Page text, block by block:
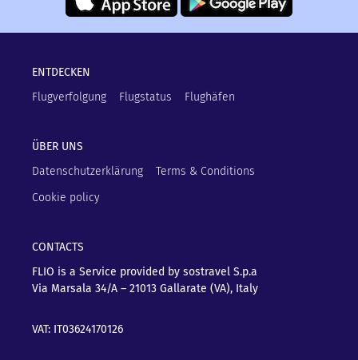
ENTDECKEN
Flugverfolgung
Flugstatus Flughäfen
ÜBER UNS
Datenschutzerklärung
Terms & Conditions
Cookie policy
CONTACTS
FLIO is a Service provided by sostravel S.p.a
Via Marsala 34/A – 21013 Gallarate (VA), Italy
VAT: IT03624170126